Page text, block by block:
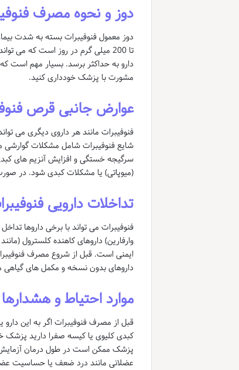
دوز و نحوه مصرف
تا 200 میلی گرم در روز است که
دارو به حداکثر برسد. بسیار مهم است
مشورت با پزشک خودداری کنید.
عوارض جانبی قرص
فنوفیبرات مانند هر داروی دیگری می
شایع فنوفیبرات شامل مشکلات
سرگیجه خستگی و افزایش آنزیم های
(میوپاتی) یا مشکلات کبدی شود. در
تداخلات دارویی
فنوفیبرات می تواند با برخی داروها
وارفارین) داروهای کاهنده کلسترول
ایمنی است. قبل از شروع مصرف
داروهای بدون نسخه و مکمل های گیاهی
موارد احتیاط و
قبل از مصرف فنوفیبرات اگر به این
کبدی کلیوی یا کیسه صفرا دارید پزشک
پزشک ممکن است در طول درمان آزمایش
عضلانی مانند درد ضعف یا حساسیت